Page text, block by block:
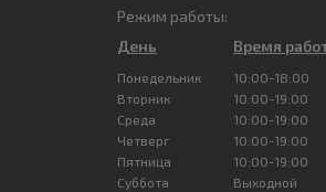
Режим работы:
День
Время
Понедельник
10:00-18:00
Вторник
10:00-19:00
Среда
10:00-19:00
Четверг
10:00-19:00
Пятница
10:00-19:00
Суббота
Выходной